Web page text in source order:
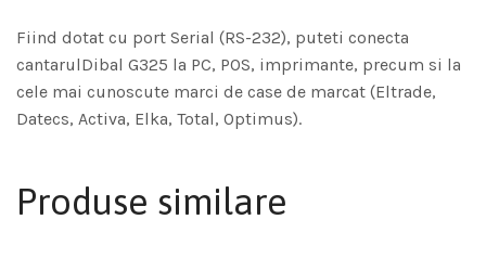
Fiind dotat cu port Serial (RS-232), puteti conecta
cantarulDibal G325 la PC, POS, imprimante, precum si la
cele mai cunoscute marci de case de marcat (Eltrade,
Datecs, Activa, Elka, Total, Optimus).
Produse similare